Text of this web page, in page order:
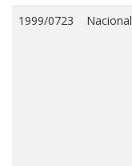
1999/0723 Nacional